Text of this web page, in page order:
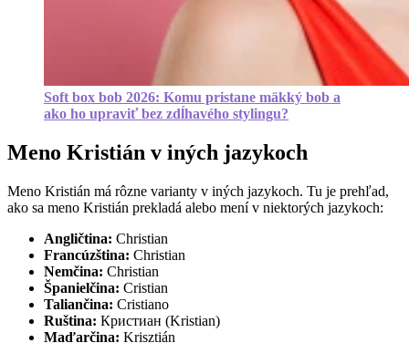
Soft box bob 2026: Komu pristane mäkký bob a
ako ho upraviť bez zdĺhavého stylingu?
Meno Kristián v iných jazykoch
Meno Kristián má rôzne varianty v iných jazykoch. Tu je prehľad,
ako sa meno Kristián prekladá alebo mení v niektorých jazykoch:
Angličtina: Christian
Francúzština: Christian
Nemčina: Christian
Španielčina: Cristian
Taliančina: Cristiano
Ruština: Кристиан (Kristian)
Maďarčina: Krisztián